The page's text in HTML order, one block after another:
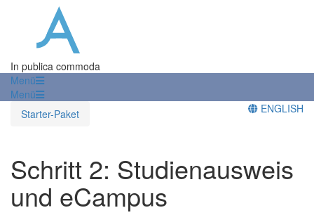
In publica commoda
Menü
Menü
Starter-Paket
ENGLISH
Schritt 2: Studienausweis
und eCampus